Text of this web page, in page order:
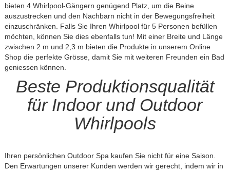
bieten 4 Whirlpool-Gängern genügend Platz, um die Beine
auszustrecken und den Nachbarn nicht in der Bewegungsfreiheit
einzuschränken. Falls Sie Ihren Whirlpool für 5 Personen befüllen
möchten, können Sie dies ebenfalls tun! Mit einer Breite und Länge
zwischen 2 m und 2,3 m bieten die Produkte in unserem Online
Shop die perfekte Grösse, damit Sie mit weiteren Freunden ein Bad
geniessen können.
Beste Produktionsqualität
für Indoor und Outdoor
Whirlpools
Ihren persönlichen Outdoor Spa kaufen Sie nicht für eine Saison.
Den Erwartungen unserer Kunden werden wir gerecht, indem wir in